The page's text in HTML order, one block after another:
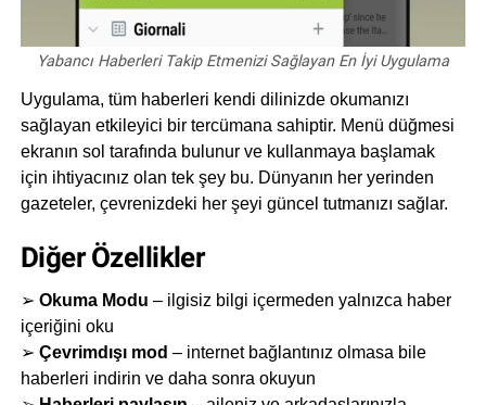
Yabancı Haberleri Takip Etmenizi Sağlayan En İyi Uygulama
Uygulama, tüm haberleri kendi dilinizde okumanızı
sağlayan etkileyici bir tercümana sahiptir. Menü düğmesi
ekranın sol tarafında bulunur ve kullanmaya başlamak
için ihtiyacınız olan tek şey bu. Dünyanın her yerinden
gazeteler, çevrenizdeki her şeyi güncel tutmanızı sağlar.
Diğer Özellikler
➢ Okuma Modu – ilgisiz bilgi içermeden yalnızca haber
içeriğini oku
➢ Çevrimdışı mod – internet bağlantınız olmasa bile
haberleri indirin ve daha sonra okuyun